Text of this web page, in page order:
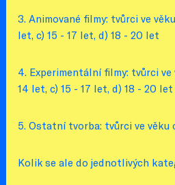
3. Animované filmy: tvůrci ve
let, c) 15 - 17 let, d) 18 - 20 let
4. Experimentální filmy: tvůrci ve
14 let, c) 15 - 17 let, d) 18 - 20 let
5. Ostatní tvorba: tvůrci ve věku
Kolik se ale do jednotlivých